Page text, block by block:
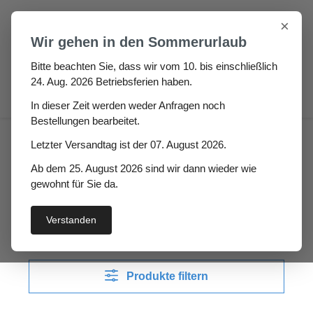
Zum Hauptinhalt springen
Haus Garagen / Roll- & Hallentordichtungen
Garagen / Roll- &
Hallentordichtungen
Produkte filtern
×
Wir gehen in den Sommerurlaub
Bitte beachten Sie, dass wir vom 10. bis einschließlich
24. Aug. 2026 Betriebsferien haben.
In dieser Zeit werden weder Anfragen noch
Bestellungen bearbeitet.
Letzter Versandtag ist der 07. August 2026.
Ab dem 25. August 2026 sind wir dann wieder wie
gewohnt für Sie da.
Verstanden